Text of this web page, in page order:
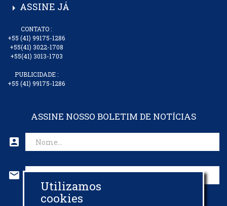
arrow_right ASSINE JÁ
CONTATO :
+55 (41) 99175-1286
+55(41) 3022-1708
+55(41) 3013-1703
PUBLICIDADE :
+55 (41) 99175-1286
ASSINE NOSSO BOLETIM DE NOTÍCIAS
account_box
mail
CADASTRAR EMAIL
Utilizamos
cookies